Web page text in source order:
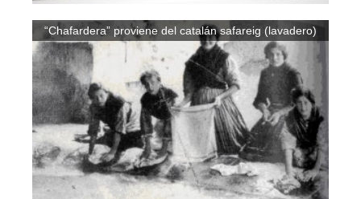
“Chafardera” proviene del catalán safareig (lavadero)